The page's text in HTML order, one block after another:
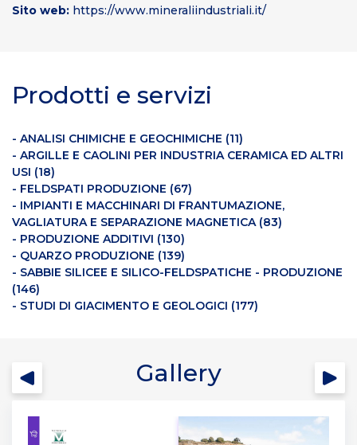
Sito web: https://www.mineraliindustriali.it/
Prodotti e servizi
- ANALISI CHIMICHE E GEOCHIMICHE (11)
- ARGILLE E CAOLINI PER INDUSTRIA CERAMICA ED ALTRI
USI (18)
- FELDSPATI PRODUZIONE (67)
- IMPIANTI E MACCHINARI DI FRANTUMAZIONE,
VAGLIATURA E SEPARAZIONE MAGNETICA (83)
- PRODUZIONE ADDITIVI (130)
- QUARZO PRODUZIONE (139)
- SABBIE SILICEE E SILICO-FELDSPATICHE - PRODUZIONE
(146)
- STUDI DI GIACIMENTO E GEOLOGICI (177)
Gallery